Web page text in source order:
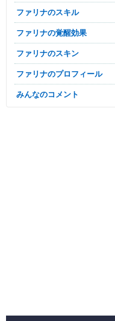
ファリナのスキル
ファリナの覚醒効果
ファリナのスキン
ファリナのプロフィール
みんなのコメント